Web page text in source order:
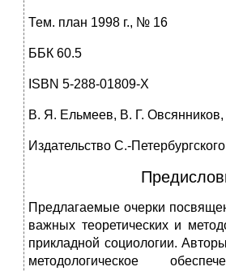
Тем. план 1998 г., № 16
ББК 60.5
ISBN 5-288-01809-Х
В. Я. Ельмеев, В. Г. Овсянников,
Издательство С.-
Предлагаемые очерки
важных тео­ретических и
прикладной социологии.
методологическое